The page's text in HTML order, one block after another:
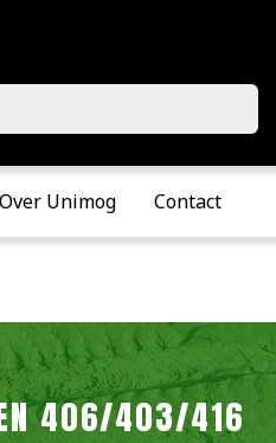
Over Unimog Contact
406/403/416